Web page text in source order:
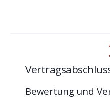
Bewertung und